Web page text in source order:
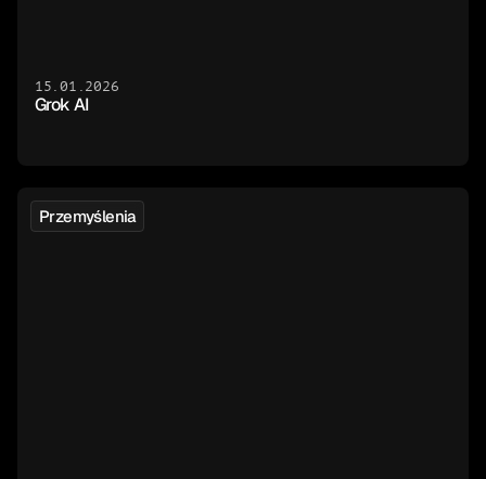
15.01.2026
Grok AI
Przemyślenia